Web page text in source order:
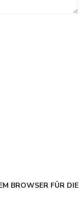
BROWSER FÜR DIE